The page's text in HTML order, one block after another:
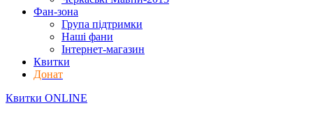
Фан-зона
Група підтримки
Наші фани
Інтернет-магазин
Квитки
Донат
Квитки ONLINE